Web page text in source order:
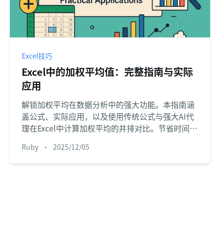
Excel技巧
Excel中的加权平均值：完整指南与实际
应用
解锁加权平均在数据分析中的强大功能。本指南涵
盖公式、实际应用，以及使用传统公式与强大AI代
理在Excel中计算加权平均的并排对比。节省时间，
Ruby • 2025/12/05